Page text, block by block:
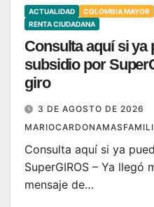
ACTUALIDAD COLOMBIA MAYOR
RENTA CIUDADANA
Consulta aquí si ya
subsidio por
giro
3 DE AGOSTO DE 2026
Consulta aquí si ya
SuperGIROS – Ya llegó
mensaje de…